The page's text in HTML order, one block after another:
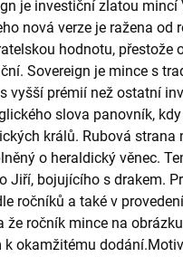
je investiční zlatou
nová verze je ražena od
hodnotu, přestože
Sovereign je mince s
vyšší prémií než ostatní
slova panovník,
králů. Rubová strana
o heraldický věnec.
Jiří, bojujícího s drakem.
ročníků a také v
že ročník mince na
k okamžitému